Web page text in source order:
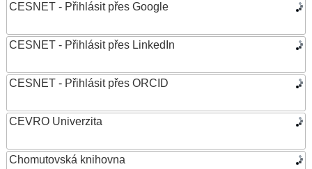
CESNET - Přihlásit přes Google
CESNET - Přihlásit přes LinkedIn
CESNET - Přihlásit přes ORCID
CEVRO Univerzita
Chomutovská knihovna